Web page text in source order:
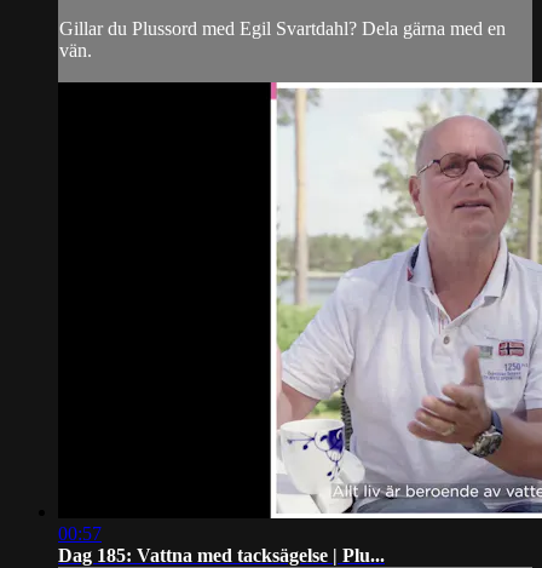
Gillar du Plussord med Egil Svartdahl? Dela gärna med en
vän.
00:57
Dag 185: Vattna med tacksägelse | Plu...